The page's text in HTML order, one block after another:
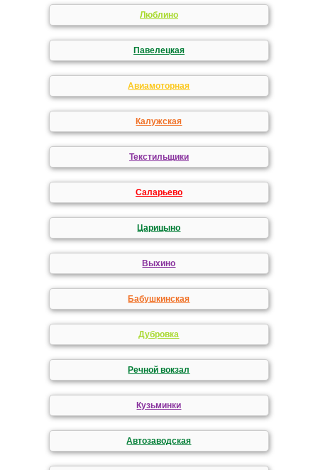
Люблино
Павелецкая
Авиамоторная
Калужская
Текстильщики
Саларьево
Царицыно
Выхино
Бабушкинская
Дубровка
Речной вокзал
Кузьминки
Автозаводская